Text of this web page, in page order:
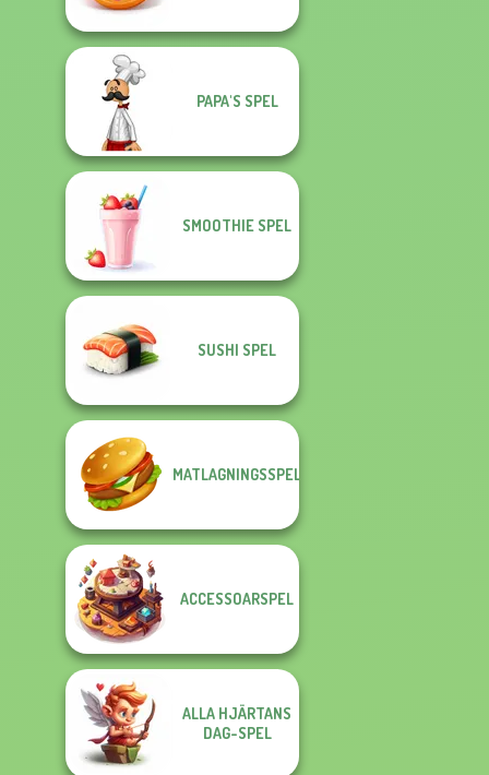
PAPA'S SPEL
SMOOTHIE SPEL
SUSHI SPEL
MATLAGNINGSSPEL
ACCESSOARSPEL
ALLA HJÄRTANS
DAG-SPEL